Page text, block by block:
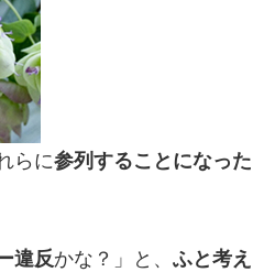
らに参列することになった
違反かな？」と、 ふと考え